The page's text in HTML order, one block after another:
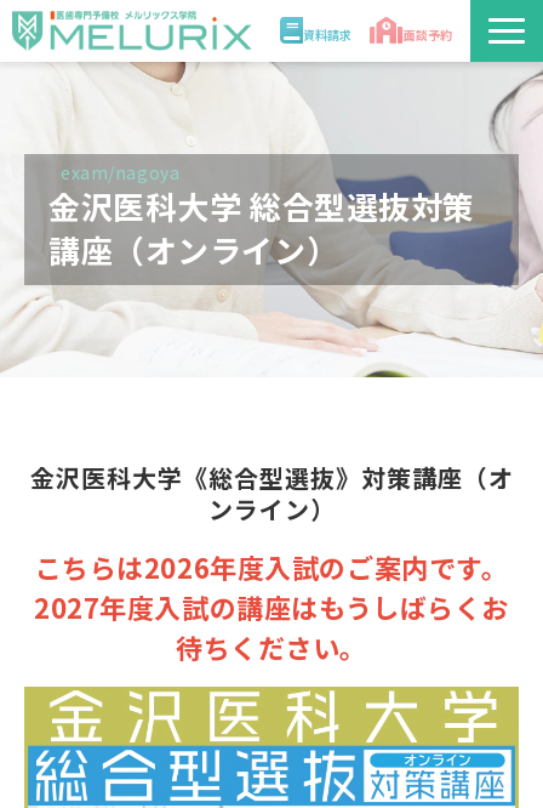
資料請求 面談予約
説明会/講座
校舎情報
入学案内
合格実績・合格体験記
講師
exam/nagoya
金沢医科大学 総合型選抜対策
講座（オンライン）
金沢医科大学《総合型選抜》対策講座（オ
ンライン）
こちらは2026年度入試のご案内です。
2027年度入試の講座はもうしばらくお
待ちください。